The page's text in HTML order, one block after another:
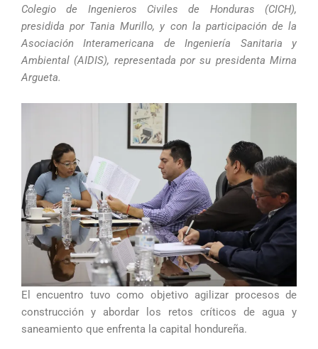
Colegio de Ingenieros Civiles de Honduras (CICH),
presidida por Tania Murillo, y con la participación de la
Asociación Interamericana de Ingeniería Sanitaria y
Ambiental (AIDIS), representada por su presidenta Mirna
Argueta.
El encuentro tuvo como objetivo agilizar procesos de
construcción y abordar los retos críticos de agua y
saneamiento que enfrenta la capital hondureña.